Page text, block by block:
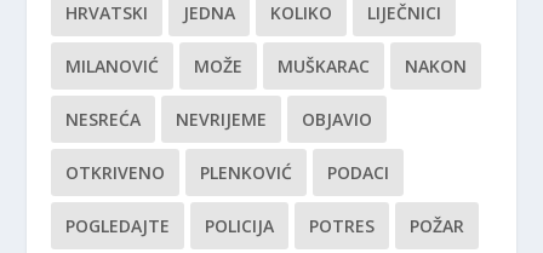
HRVATSKI JEDNA KOLIKO LIJEČNICI
MILANOVIĆ MOŽE MUŠKARAC NAKON
NESREĆA NEVRIJEME OBJAVIO
OTKRIVENO PLENKOVIĆ PODACI
POGLEDAJTE POLICIJA POTRES POŽAR